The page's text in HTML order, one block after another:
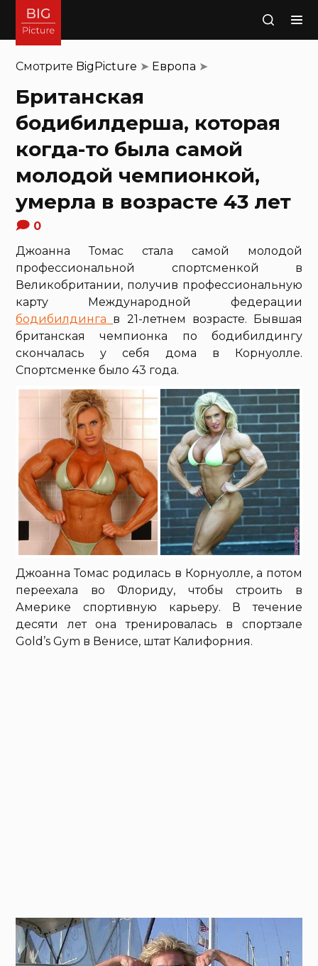
Поиск
Смотрите BigPicture ➤ Европа ➤
Британская
бодибилдерша, которая
когда-то была самой
молодой чемпионкой,
умерла в возрасте 43 лет
0
Джоанна Томас стала самой молодой
профессиональной спортсменкой в
Великобритании, получив профессиональную
карту Международной федерации
бодибилдинга в 21-летнем возрасте. Бывшая
британская чемпионка по бодибилдингу
скончалась у себя дома в Корнуолле.
Спортсменке было 43 года.
Джоанна Томас родилась в Корнуолле, а потом
переехала во Флориду, чтобы строить в
Америке спортивную карьеру. В течение
десяти лет она тренировалась в спортзале
Gold’s Gym в Венисе, штат Калифорния.